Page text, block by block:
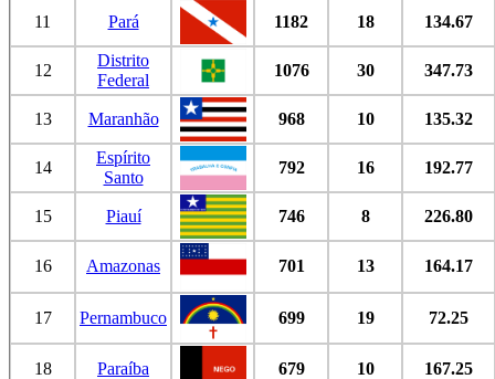
11 Pará 1182 18 134.67
12
Distrito
Federal
1076 30 347.73
13 Maranhão 968 10 135.32
14
Espírito
Santo
792 16 192.77
15 Piauí 746 8 226.80
16 Amazonas 701 13 164.17
17 Pernambuco 699 19 72.25
18 Paraíba 679 10 167.25